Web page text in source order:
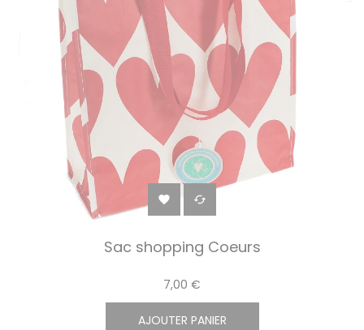
 
Sac shopping Coeurs
7,00 €
AJOUTER PANIER